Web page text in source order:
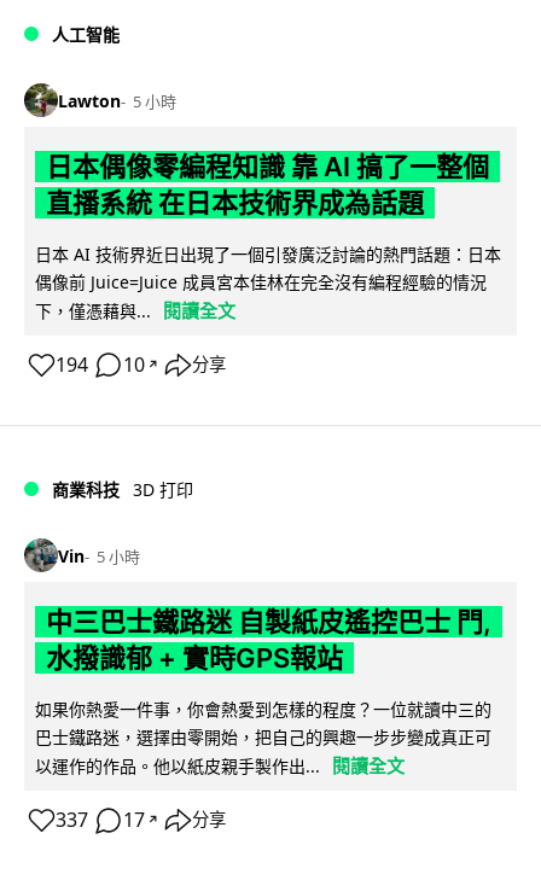
人工智能
Lawton 5 小時
日本偶像零編程知識 靠 AI 搞了一整個
直播系統 在日本技術界成為話題
日本 AI 技術界近日出現了一個引發廣泛討論的熱門話題：日本
偶像前 Juice=Juice 成員宮本佳林在完全沒有編程經驗的情況
下，僅憑藉與...
閱讀全文
194 10 ↗ 分享
商業科技 3D 打印
Vin 5 小時
中三巴士鐵路迷 自製紙皮遙控巴士 門,
水撥識郁 + 實時GPS報站
如果你熱愛一件事，你會熱愛到怎樣的程度？一位就讀中三的
巴士鐵路迷，選擇由零開始，把自己的興趣一步步變成真正可
以運作的作品。他以紙皮親手製作出...
閱讀全文
337 17 ↗ 分享